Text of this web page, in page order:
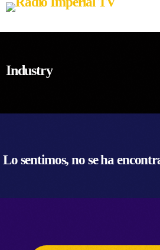
Industry
Lo sentimos, no se ha